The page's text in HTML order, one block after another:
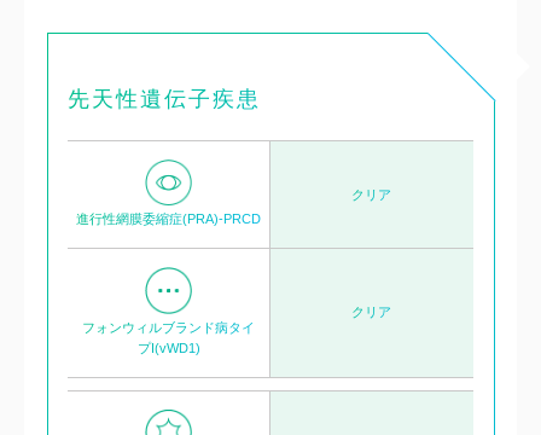
先天性遺伝子疾患
進行性網膜委縮症(PRA)-PRCD
クリア
フォンウィルブランド病タイ
プI(vWD1)
クリア